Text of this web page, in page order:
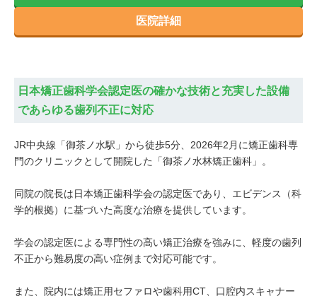
医院詳細
日本矯正歯科学会認定医の確かな技術と充実した設備
であらゆる歯列不正に対応
JR中央線「御茶ノ水駅」から徒歩5分、2026年2月に矯正歯科専
門のクリニックとして開院した「御茶ノ水林矯正歯科」。
同院の院長は日本矯正歯科学会の認定医であり、エビデンス（科
学的根拠）に基づいた高度な治療を提供しています。
学会の認定医による専門性の高い矯正治療を強みに、軽度の歯列
不正から難易度の高い症例まで対応可能です。
また、院内には矯正用セファロや歯科用CT、口腔内スキャナー